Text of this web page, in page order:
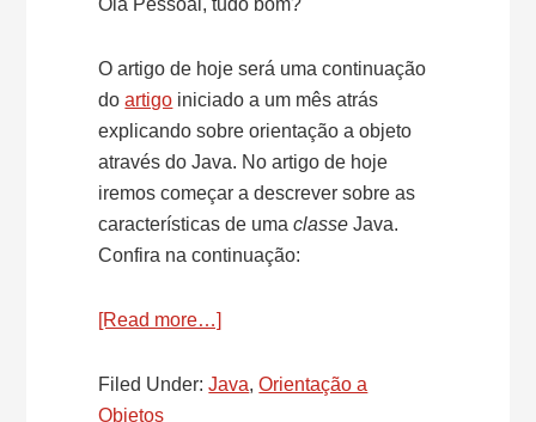
Olá Pessoal, tudo bom?
O artigo de hoje será uma continuação
doartigo iniciado a um mês atrás
explicando sobre orientação a objeto
através do Java. No artigo de hoje
iremos começar a descrever sobre as
características de umaclasse Java.
Confira na continuação:
[Read more…]
+
Filed Under:Java,Orientação a
Objetos